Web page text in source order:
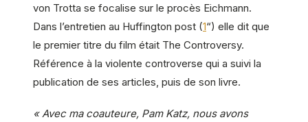
von Trotta se focalise sur le procès Eichmann.
Dans l’entretien au Huffington post (1“) elle dit que
le premier titre du film était The Controversy.
Référence à la violente controverse qui a suivi la
publication de ses articles, puis de son livre.
« Avec ma coauteure, Pam Katz, nous avons